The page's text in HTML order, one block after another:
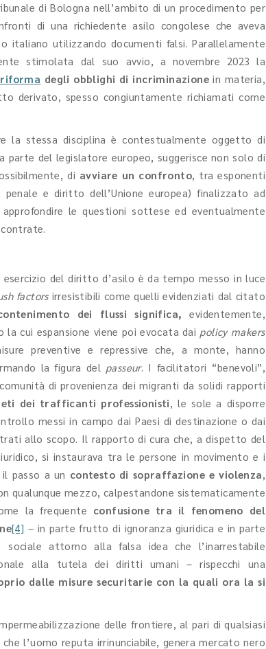
di Bologna nell’ambito di un procedimento per
di una richiedente asilo congolese che aveva
utilizzando documenti falsi. Parallelamente
stimolata dal suo avvio, a novembre 2023 la
degli obblighi di incriminazionein materia,
derivato, spesso congiuntamente richiamati come
la stessa disciplina è contestualmente oggetto di
del legislatore europeo, suggerisce non solo di
di avviare un confronto, tra esponenti
e diritto dell’Unione europea) finalizzato ad
le questioni sottese ed eventualmente
del diritto d’asilo è da tempo messo in luce
factorsirresistibili come quelli evidenziati dal citato
dei flussi significa,evidentemente,
la cui espansione viene poi evocata dai policy makers
preventive e repressive che, a monte, hanno
la figura del passeur. I facilitatori “benevoli”,
di provenienza dei migranti da solidi rapporti
dei trafficanti professionisti, le sole a disporre
messi in campo dai Paesi di destinazione o dai
allo scopo. Il rapporto di cura che, a dispetto del
si instaurava tra le persone in movimento e i
passo a un contesto di sopraffazione e violenza,
qualunque mezzo, calpestandone sistematicamente
la frequente confusione tra il fenomeno del
[4] – in parte frutto di ignoranza giuridica e in parte
attorno alla falsa idea che l’inarrestabile
alla tutela dei diritti umani – rispecchi una
dalle misure securitarie con la quali ora la si
delle frontiere, al pari di qualsiasi
l’uomo reputa irrinunciabile, genera mercato nero